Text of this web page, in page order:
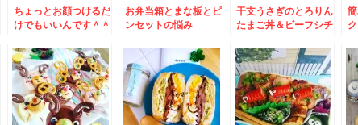
ちょっとお顔つけるだ
けでもいいんです＾＾
「立ち食いそば 豆
福」さんのカレーも絶
品です。ちなみに座れ
ます＾＾
お弁当箱とまな板とピ
ンセットの悩み
あとラクミストと つ
けおき粉末で解
決！！！
干支うさぎのとろりん
たまご丼＆ビーフシチ
一年牡蠣♪激ウマ酒蒸
し＆グラタン☆
♪